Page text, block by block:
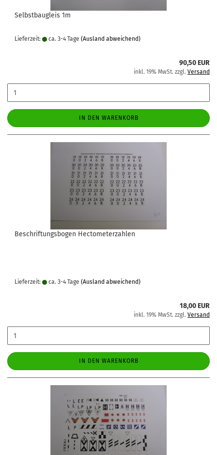
Selbstbaugleis 1m
Lieferzeit: ca. 3-4 Tage (Ausland abweichend)
90,50 EUR
inkl. 19% MwSt. zzgl. Versand
IN DEN WARENKORB
Beschriftungsbogen Hectometerzahlen
Lieferzeit: ca. 3-4 Tage (Ausland abweichend)
18,00 EUR
inkl. 19% MwSt. zzgl. Versand
IN DEN WARENKORB